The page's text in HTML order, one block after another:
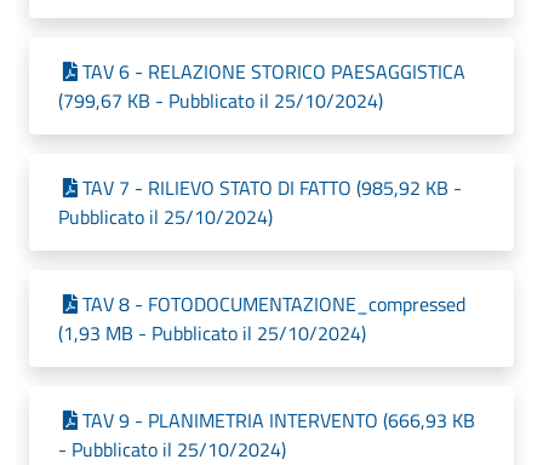
TAV 6 - RELAZIONE STORICO PAESAGGISTICA
(799,67 KB - Pubblicato il 25/10/2024)
TAV 7 - RILIEVO STATO DI FATTO (985,92 KB -
Pubblicato il 25/10/2024)
TAV 8 - FOTODOCUMENTAZIONE_compressed
(1,93 MB - Pubblicato il 25/10/2024)
TAV 9 - PLANIMETRIA INTERVENTO (666,93 KB
- Pubblicato il 25/10/2024)